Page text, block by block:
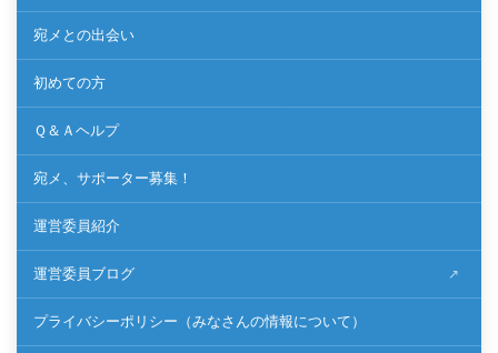
宛メとの出会い
初めての方
Ｑ＆Ａヘルプ
宛メ、サポーター募集！
運営委員紹介
運営委員ブログ
プライバシーポリシー（みなさんの情報について）